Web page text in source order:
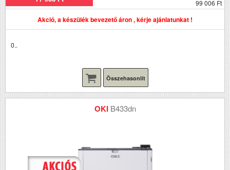
99 006 Ft
Akció, a készülék bevezető áron , kérje ajánlatunkat !
0..
Összehasonlít
OKI B433dn